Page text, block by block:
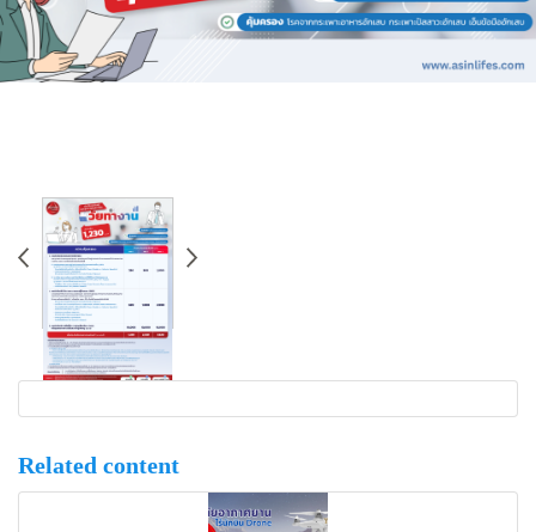
Related content